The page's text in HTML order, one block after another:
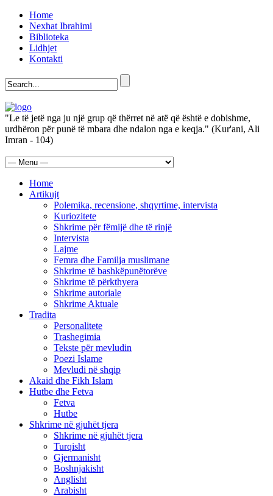
Home
Nexhat Ibrahimi
Biblioteka
Lidhjet
Kontakti
"Le të jetë nga ju një grup që thërret në atë që është e dobishme,
urdhëron për punë të mbara dhe ndalon nga e keqja." (Kur'ani, Ali
Imran - 104)
Home
Artikujt
Polemika, recensione, shqyrtime, intervista
Kuriozitete
Shkrime për fëmijë dhe të rinjë
Intervista
Lajme
Femra dhe Familja muslimane
Shkrime të bashkëpunëtorëve
Shkrime të përkthyera
Shkrime autoriale
Shkrime Aktuale
Tradita
Personalitete
Trashegimia
Tekste për mevludin
Poezi Islame
Mevludi në shqip
Akaid dhe Fikh Islam
Hutbe dhe Fetva
Fetva
Hutbe
Shkrime në gjuhët tjera
Shkrime në gjuhët tjera
Turqisht
Gjermanisht
Boshnjakisht
Anglisht
Arabisht